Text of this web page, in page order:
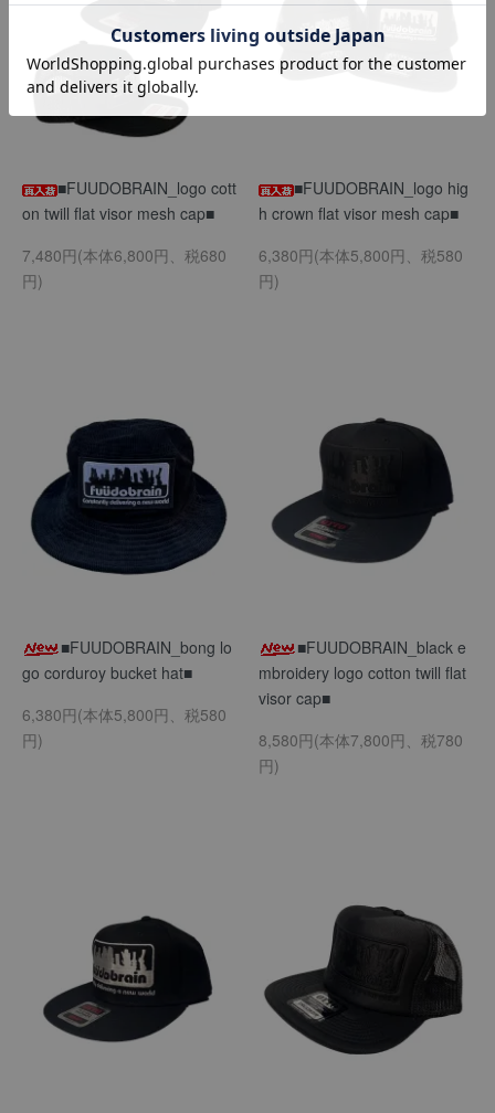
■FUUDOBRAIN_logo cott
on twill flat visor mesh cap■
7,480円(本体6,800円、税680
円)
■FUUDOBRAIN_logo hig
h crown flat visor mesh cap■
6,380円(本体5,800円、税580
円)
■FUUDOBRAIN_bong lo
go corduroy bucket hat■
6,380円(本体5,800円、税580
円)
■FUUDOBRAIN_black e
mbroidery logo cotton twill flat
visor cap■
8,580円(本体7,800円、税780
円)